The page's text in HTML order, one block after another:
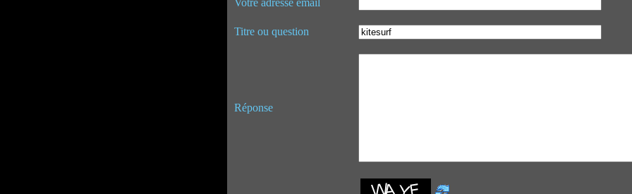
Votre adresse email
Titre ou question
Réponse